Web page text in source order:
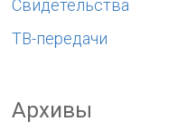
Свидетельства
ТВ-передачи
Архивы